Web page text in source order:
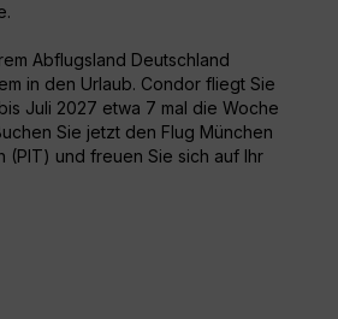
Abflugsland Deutschland
in den Urlaub. Condor fliegt Sie
Juli 2027 etwa 7 mal die Woche
Sie jetzt den Flug München
(PIT) und freuen Sie sich auf Ihr